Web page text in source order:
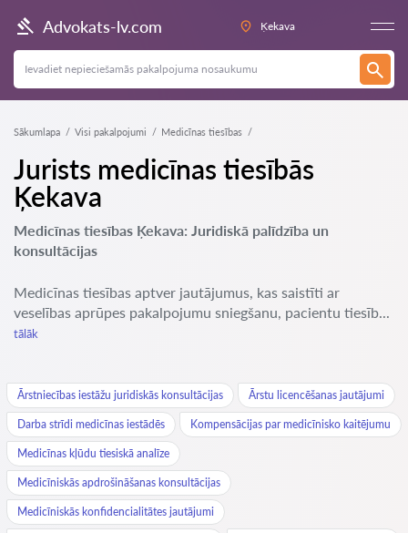
Advokats-lv.com Ķekava
Sākumlapa Visi pakalpojumi Medicīnas tiesības
Jurists medicīnas tiesībās
Ķekava
Medicīnas tiesības Ķekava: Juridiskā palīdzība un
konsultācijas
Medicīnas tiesības aptver jautājumus, kas saistīti ar
veselības aprūpes pakalpojumu sniegšanu, pacientu tiesīb...
tālāk
Ārstniecības iestāžu juridiskās konsultācijas Ārstu licencēšanas jautājumi
Darba strīdi medicīnas iestādēs Kompensācijas par medicīnisko kaitējumu
Medicīnas kļūdu tiesiskā analīze
Medicīniskās apdrošināšanas konsultācijas
Medicīniskās konfidencialitātes jautājumi